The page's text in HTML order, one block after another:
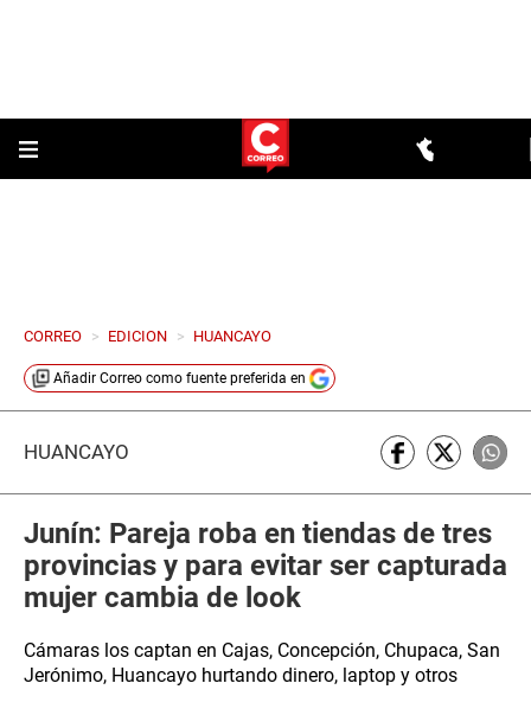
CORREO > EDICION > HUANCAYO
Añadir Correo como fuente preferida en
HUANCAYO
Junín: Pareja roba en tiendas de tres
provincias y para evitar ser capturada
mujer cambia de look
Cámaras los captan en Cajas, Concepción, Chupaca, San
Jerónimo, Huancayo hurtando dinero, laptop y otros